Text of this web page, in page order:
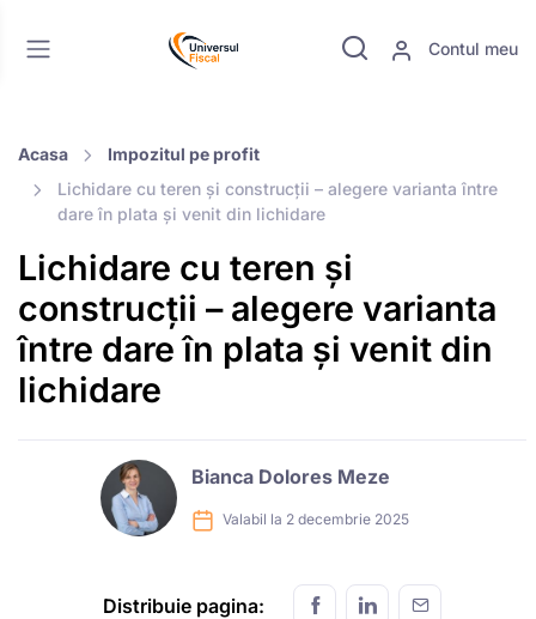
Contul meu
Acasa
Impozitul pe profit
Lichidare cu teren și construcții – alegere varianta între
dare în plata și venit din lichidare
Lichidare cu teren și
construcții – alegere varianta
între dare în plata și venit din
lichidare
Bianca Dolores Meze
Valabil la 2 decembrie 2025
Distribuie pagina: